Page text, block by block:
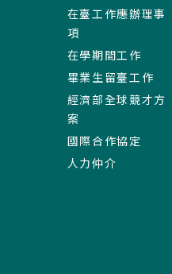
在臺工作應辦理事
項
在學期間工作
畢業生留臺工作
經濟部全球競才方
案
國際合作協定
人力仲介